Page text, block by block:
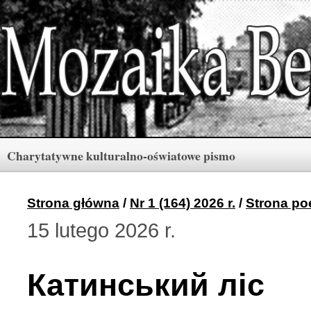
Charytatywne kulturalno-oświatowe pismo
Rubryki
Berdyczów w kronikach
Numery
1 (164) 2026 r. (10)
Menu
Strona główna / Nr 1 (164) 2026 r. / Strona
15 lutego 2026 r.
Катинський ліс